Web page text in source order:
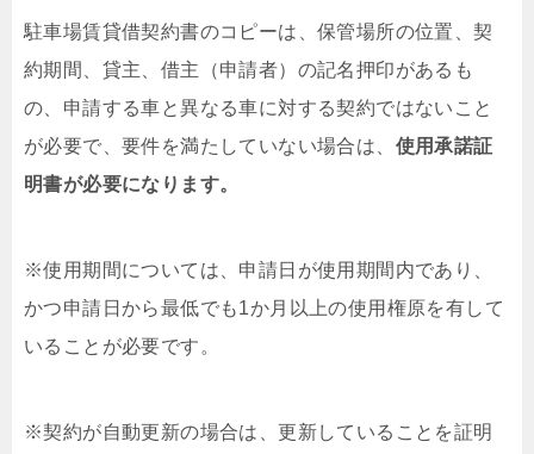
駐車場賃貸借契約書のコピーは、保管場所の位置、契
約期間、貸主、借主（申請者）の記名押印があるも
の、申請する車と異なる車に対する契約ではないこと
が必要で、要件を満たしていない場合は、 使用承諾証
明書が必要になります。
※使用期間については、申請日が使用期間内であり、
かつ申請日から最低でも1か月以上の使用権原を有して
いることが必要です。
※契約が自動更新の場合は、更新していることを証明